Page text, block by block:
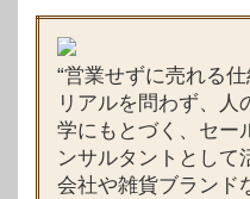
“営業せずに売れる
リアルを問わず、人
学にもとづく、セー
ンサルタントとし
会社や雑貨ブランド